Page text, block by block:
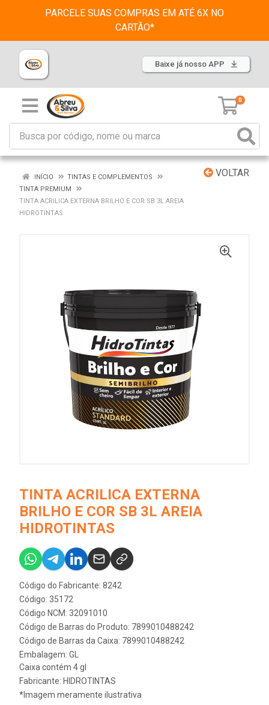
PARCELE SUAS COMPRAS EM ATÉ 6X NO
CARTÃO*
Baixe já nosso APP
0
VOLTAR
INÍCIO
TINTAS E COMPLEMENTOS
TINTA PREMIUM
TINTA ACRILICA EXTERNA BRILHO E COR SB 3L AREIA
HIDROTINTAS
TINTA ACRILICA EXTERNA
BRILHO E COR SB 3L AREIA
HIDROTINTAS
Código do Fabricante: 8242
Código: 35172
Código NCM: 32091010
Código de Barras do Produto: 7899010488242
Código de Barras da Caixa: 7899010488242
Embalagem: GL
Caixa contém 4 gl
Fabricante: HIDROTINTAS
*Imagem meramente ilustrativa